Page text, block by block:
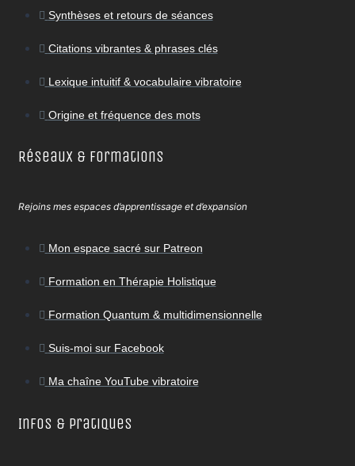
Synthèses et retours de séances
Citations vibrantes & phrases clés
Lexique intuitif & vocabulaire vibratoire
Origine et fréquence des mots
Réseaux & Formations
Rejoins mes espaces d’apprentissage et d’expansion
Mon espace sacré sur Patreon
Formation en Thérapie Holistique
Formation Quantum & multidimensionnelle
Suis-moi sur Facebook
Ma chaîne YouTube vibratoire
Infos & Pratiques